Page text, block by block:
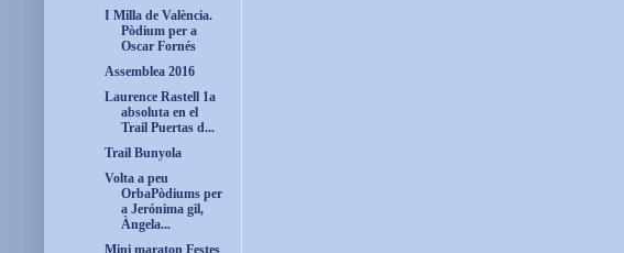
I Milla de València.
Pòdium per a
Oscar Fornés
Assemblea 2016
Laurence Rastell 1a
absoluta en el
Trail Puertas d...
Trail Bunyola
Volta a peu
OrbaPòdiums per
a Jerónima gil,
Àngela...